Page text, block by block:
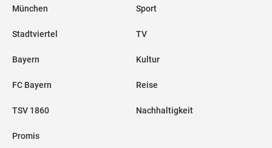
München
Stadtviertel
Bayern
FC Bayern
TSV 1860
Promis
Sport
TV
Kultur
Reise
Nachhaltigkeit